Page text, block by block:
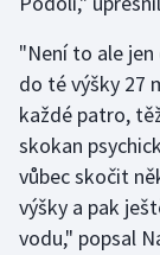
"Není to ale
do té výšky 27
každé patro,
skokan
vůbec skočit
výšky a pak
vodu," popsal